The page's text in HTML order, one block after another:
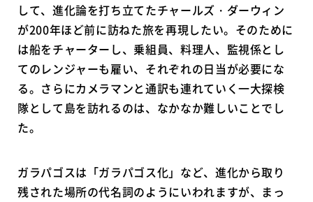
して、進化論を打ち立てたチャールズ・ダーウィン
が200年ほど前に訪ねた旅を再現したい。そのために
は船をチャーターし、乗組員、料理人、監視係とし
てのレンジャーも雇い、それぞれの日当が必要にな
る。さらにカメラマンと通訳も連れていく一大探検
隊として島を訪れるのは、なかなか難しいことでし
た。
ガラパゴスは「ガラパゴス化」など、進化から取り
残された場所の代名詞のようにいわれますが、まっ